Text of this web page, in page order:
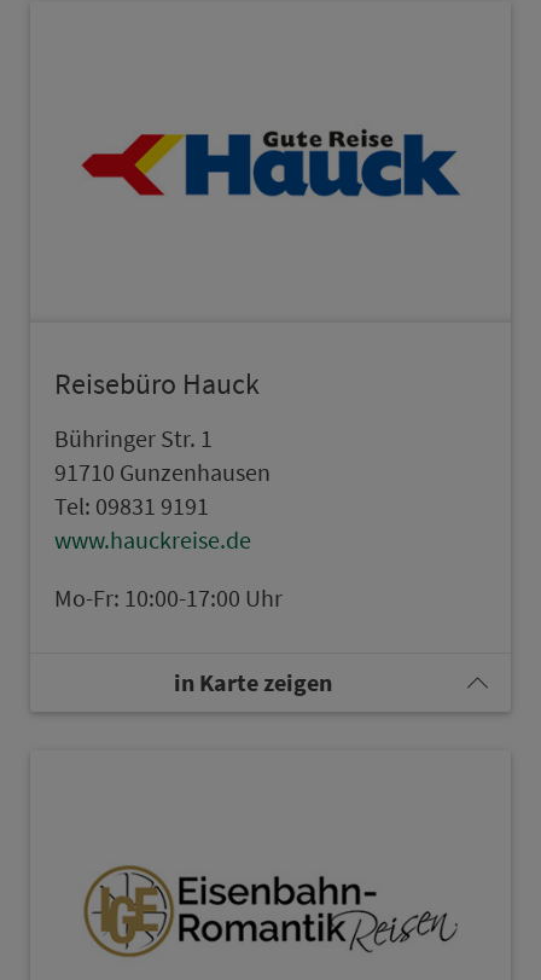
Rei­se­bü­ro Hauck
Bühringer Str. 1
91710 Gun­zen­hau­sen
Tel: 09831 9191
www.hauckreise.de
Mo-Fr: 10:00-17:00 Uhr
in Karte zeigen